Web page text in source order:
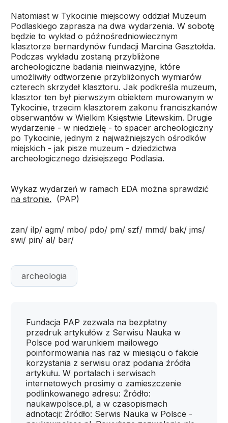
Natomiast w Tykocinie miejscowy oddział Muzeum
Podlaskiego zaprasza na dwa wydarzenia. W sobotę
będzie to wykład o późnośredniowiecznym
klasztorze bernardynów fundacji Marcina Gasztołda.
Podczas wykładu zostaną przybliżone
archeologiczne badania nieinwazyjne, które
umożliwiły odtworzenie przybliżonych wymiarów
czterech skrzydeł klasztoru. Jak podkreśla muzeum,
klasztor ten był pierwszym obiektem murowanym w
Tykocinie, trzecim klasztorem zakonu franciszkanów
obserwantów w Wielkim Księstwie Litewskim. Drugie
wydarzenie - w niedzielę - to spacer archeologiczny
po Tykocinie, jednym z najważniejszych ośrodków
miejskich - jak pisze muzeum - dziedzictwa
archeologicznego dzisiejszego Podlasia.
Wykaz wydarzeń w ramach EDA można sprawdzić
na stronie. (PAP)
zan/ ilp/ agm/ mbo/ pdo/ pm/ szf/ mmd/ bak/ jms/
swi/ pin/ al/ bar/
archeologia
Fundacja PAP zezwala na bezpłatny
przedruk artykułów z Serwisu Nauka w
Polsce pod warunkiem mailowego
poinformowania nas raz w miesiącu o fakcie
korzystania z serwisu oraz podania źródła
artykułu. W portalach i serwisach
internetowych prosimy o zamieszczenie
podlinkowanego adresu: Źródło:
naukawpolsce.pl, a w czasopismach
adnotacji: Źródło: Serwis Nauka w Polsce -